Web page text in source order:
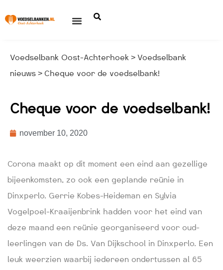
Voedselbank Oost-Achterhoek > Voedselbank
nieuws > Cheque voor de voedselbank!
Cheque voor de voedselbank!
november 10, 2020
Corona maakt op dit moment een eind aan gezellige
bijeenkomsten, zo ook een geplande reünie in
Dinxperlo. Gerrie Kobes-Heideman en Sylvia
Vogelpoel-Kraaijenbrink hadden voor het eind van
deze maand een reünie georganiseerd voor oud-
leerlingen van de Ds. Van Dijkschool in Dinxperlo. Een
leuk weerzien waarbij iedereen ondertussen al 65